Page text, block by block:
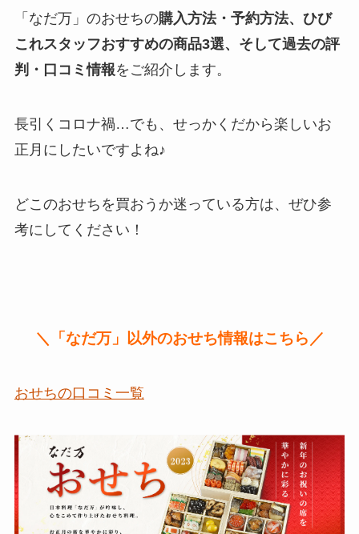
「なだ万」のおせちの購入方法・予約方法、ひび
これスタッフおすすめの商品3選、そして過去の評
判・口コミ情報をご紹介します。
長引くコロナ禍…でも、せっかくだから楽しいお
正月にしたいですよね♪
どこのおせちを買おうか迷っている方は、ぜひ参
考にしてください！
＼「なだ万」以外のおせち情報はこちら／
おせちの口コミ一覧